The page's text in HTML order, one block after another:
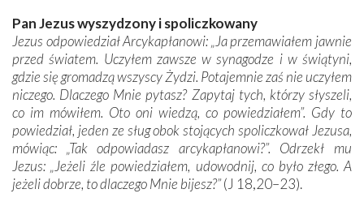
Pan Jezus wyszydzony i spoliczkowany
Jezus odpowiedział Arcykapłanowi: „Ja przemawiałem jawnie
przed światem. Uczyłem zawsze w synagodze i w świątyni,
gdzie się gromadzą wszyscy Żydzi. Potajemnie zaś nie uczyłem
niczego. Dlaczego Mnie pytasz? Zapytaj tych, którzy słyszeli,
co im mówiłem. Oto oni wiedzą, co powiedziałem”. Gdy to
powiedział, jeden ze sług obok stojących spoliczkował Jezusa,
mówiąc: „Tak odpowiadasz arcykapłanowi?”. Odrzekł mu
Jezus: „Jeżeli źle powiedziałem, udowodnij, co było złego. A
jeżeli dobrze, to dlaczego Mnie bijesz?”(J 18,20–23).